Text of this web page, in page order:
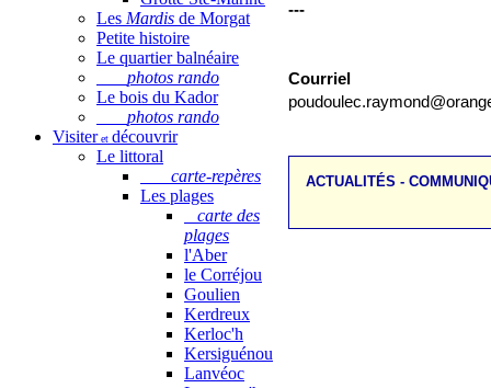
Les Mardis de Morgat
Petite histoire
Le quartier balnéaire
photos rando
Le bois du Kador
photos rando
Visiteret découvrir
Le littoral
carte-repères
Les plages
carte des
plages
l'Aber
le Corréjou
Goulien
Kerdreux
Kerloc'h
Kersiguénou
Lanvéoc
---
Courriel
ACTUALITÉS -